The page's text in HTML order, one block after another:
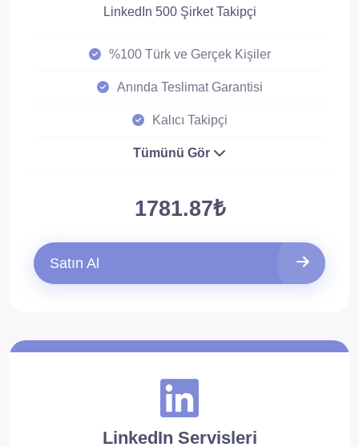
LinkedIn 500 Şirket Takipçi
%100 Türk ve Gerçek Kişiler
Anında Teslimat Garantisi
Kalıcı Takipçi
Tümünü Gör
1781.87₺
Satın Al
LinkedIn Servisleri